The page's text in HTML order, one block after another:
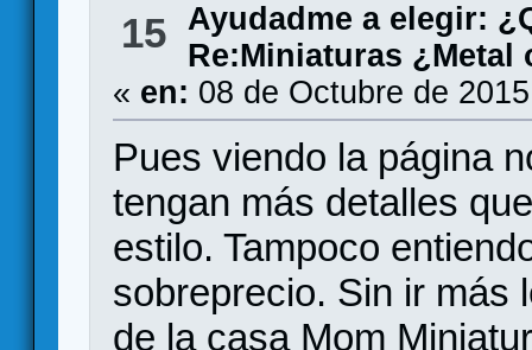
15 Ayudadme a elegir:
Re:Miniaturas ¿Metal
« en: 08 de Octubre de
Pues viendo la página
tengan más detalles
estilo. Tampoco
sobreprecio. Sin ir más
de la casa Mom